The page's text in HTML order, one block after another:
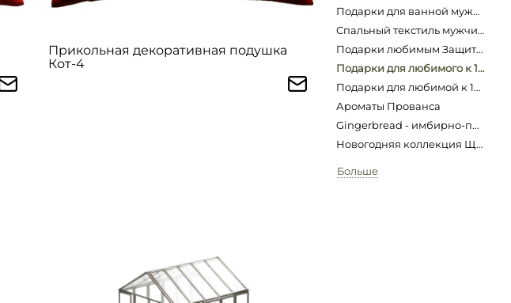
Прикольная декоративная подушка
Кот-4
Подарки для ванной мужчинам
Спальный текстиль мужчинам
Подарки любимым Защитникам Отечества! )
Подарки для любимого к 14 февраля
Подарки для любимой к 14 февраля
Ароматы Прованса
Gingerbread - имбирно-пряничное Рождество ...
Новогодняя коллекция Щелкунчик / NUTCRACKERS